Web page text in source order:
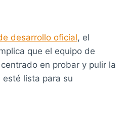
desarrollo oficial, el
que el equipo de
en probar y pulir la
lista para su